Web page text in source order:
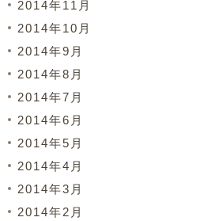
2014年11月
2014年10月
2014年9月
2014年8月
2014年7月
2014年6月
2014年5月
2014年4月
2014年3月
2014年2月